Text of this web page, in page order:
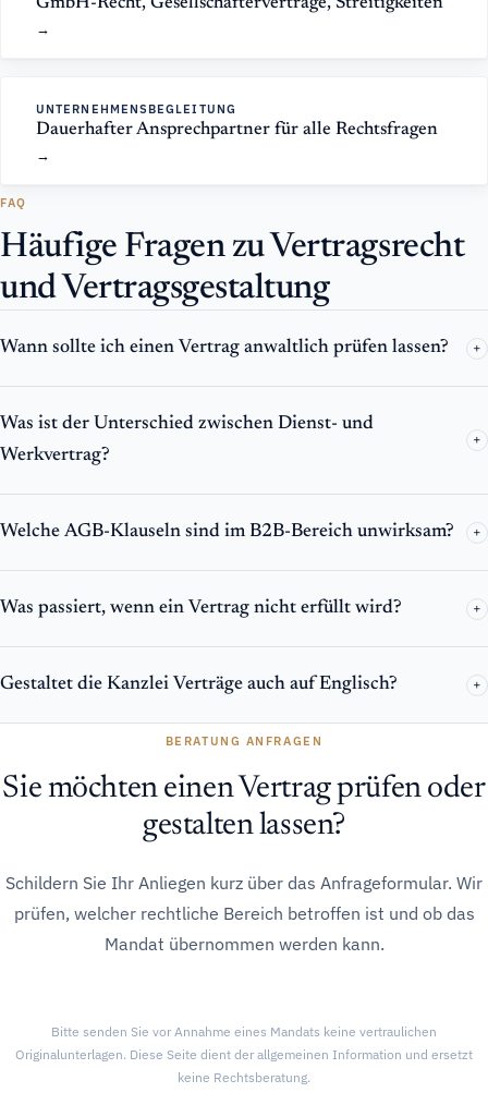
UNTERNEHMENSBEGLEITUNG
Dauerhafter Ansprechpartner für alle Rechtsfragen
FAQ
Häufige Fragen zu Vertragsrecht
und Vertragsgestaltung
Wann sollte ich einen Vertrag anwaltlich prüfen lassen? +
Was ist der Unterschied zwischen Dienst- und
Werkvertrag?
+
Welche AGB-Klauseln sind im B2B-Bereich unwirksam? +
Was passiert, wenn ein Vertrag nicht erfüllt wird? +
Gestaltet die Kanzlei Verträge auch auf Englisch? +
BERATUNG ANFRAGEN
Sie möchten einen Vertrag prüfen oder
gestalten lassen?
Schildern Sie Ihr Anliegen kurz über das Anfrageformular. Wir
prüfen, welcher rechtliche Bereich betroffen ist und ob das
Mandat übernommen werden kann.
Bitte senden Sie vor Annahme eines Mandats keine vertraulichen
Originalunterlagen. Diese Seite dient der allgemeinen Information und ersetzt
keine Rechtsberatung.